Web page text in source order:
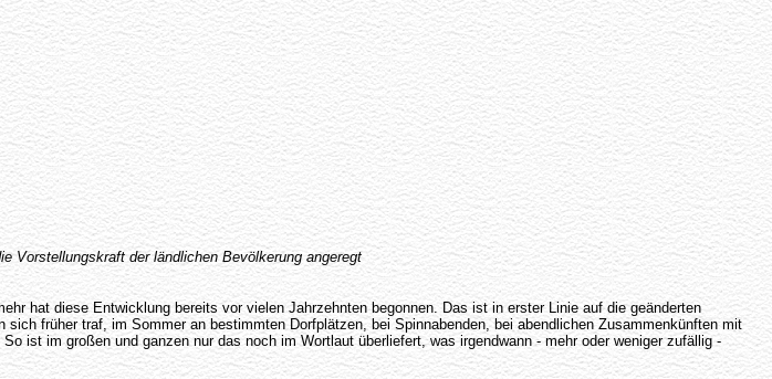
Vorstellungskraft der ländlichen Bevölkerung angeregt
hat diese Entwicklung bereits vor vielen Jahrzehnten begonnen. Das ist in erster Linie auf die geänderten
früher traf, im Sommer an bestimmten Dorfplätzen, bei Spinnabenden, bei abendlichen Zusammenkünften mit
ist im großen und ganzen nur das noch im Wortlaut überliefert, was irgendwann - mehr oder weniger zufällig -